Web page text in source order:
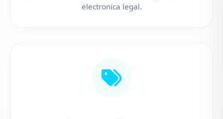
electronica legal.